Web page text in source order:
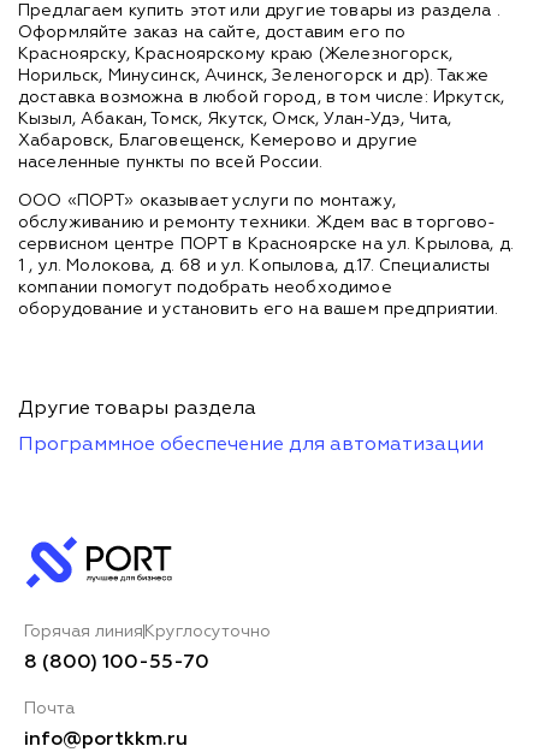
Предлагаем купить этот или другие товары из раздела .
Оформляйте заказ на сайте, доставим его по
Красноярску, Красноярскому краю (Железногорск,
Норильск, Минусинск, Ачинск, Зеленогорск и др). Также
доставка возможна в любой город, в том числе: Иркутск,
Кызыл, Абакан, Томск, Якутск, Омск, Улан-Удэ, Чита,
Хабаровск, Благовещенск, Кемерово и другие
населенные пункты по всей России.
ООО «ПОРТ» оказывает услуги по монтажу,
обслуживанию и ремонту техники. Ждем вас в торгово-
сервисном центре ПОРТ в Красноярске на ул. Крылова, д.
1 , ул. Молокова, д. 68 и ул. Копылова, д.17. Специалисты
компании помогут подобрать необходимое
оборудование и установить его на вашем предприятии.
Другие товары раздела
Программное обеспечение для автоматизации
Горячая линия Круглосуточно
8 (800) 100-55-70
Почта
info@portkkm.ru